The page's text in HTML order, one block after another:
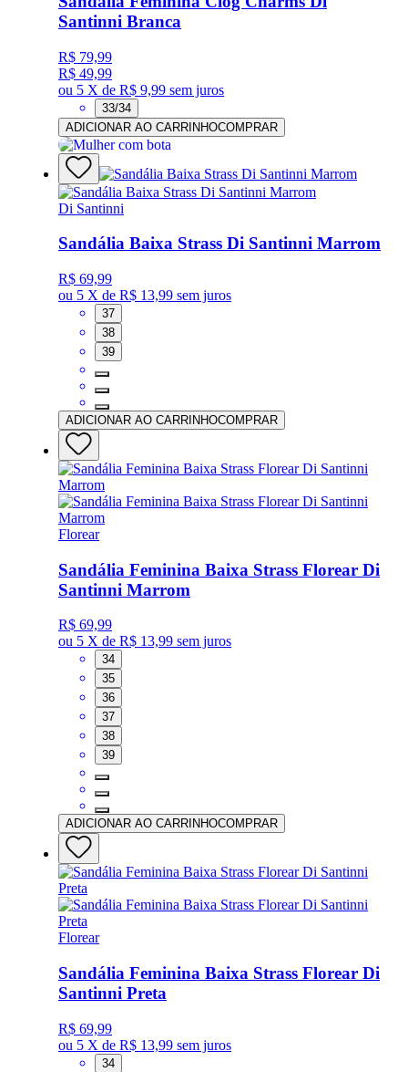
Santinni Branca
R$ 79,99
R$ 49,99
ou 5 X de R$ 9,99 sem juros
33/34
ADICIONAR AO CARRINHOCOMPRAR
Di Santinni
Sandália Baixa Strass Di Santinni Marrom
R$ 69,99
ou 5 X de R$ 13,99 sem juros
37
38
39
ADICIONAR AO CARRINHOCOMPRAR
Florear
Sandália Feminina Baixa Strass Florear Di
Santinni Marrom
R$ 69,99
ou 5 X de R$ 13,99 sem juros
34
35
36
37
38
39
ADICIONAR AO CARRINHOCOMPRAR
Florear
Sandália Feminina Baixa Strass Florear Di
Santinni Preta
R$ 69,99
ou 5 X de R$ 13,99 sem juros
34